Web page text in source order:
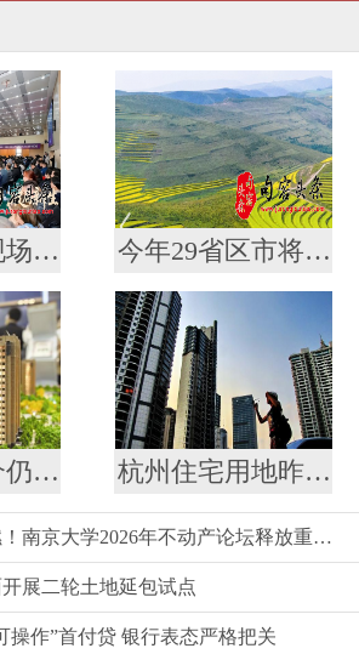
大咖云集！现场超燃！南京大学2026年不动产论坛释放重磅信号 今年29省区市将全面开展二轮土地延包试点
部分贷款中介仍称“可操作”首付贷 银行表态严格把关 杭州住宅用地昨启动首批集中出让
大咖云集！现场超燃！南京大学2026年不动产论坛释放重磅信号
展二轮土地延包试点
操作”首付贷 银行表态严格把关